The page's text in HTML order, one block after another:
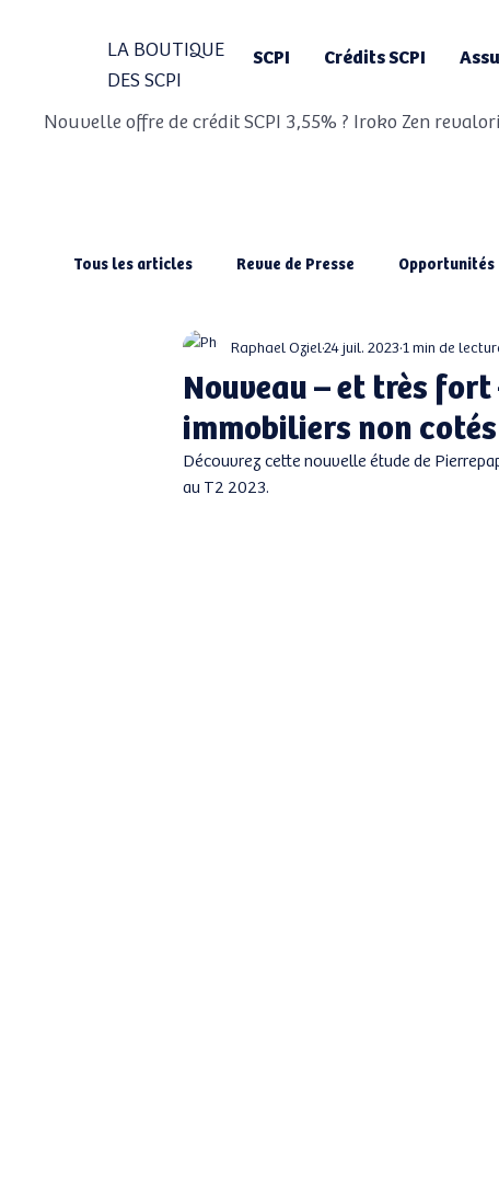
LA BOUTIQUE
DES SCPI
SCPI Crédits SCPI
Nouvelle offre de crédit SCPI 3,55% ? Iroko Zen
Tous les articles Revue de Presse Opportunités
Nouveau – et très
immobiliers non
Raphael Oziel24 juil. 20231 min de
Découvrez cette nouvelle étude de
au T2 2023.